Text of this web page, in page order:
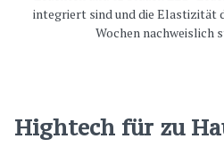
integriert sind und die Elastizität
Wochen nachweislich
Hightech für zu